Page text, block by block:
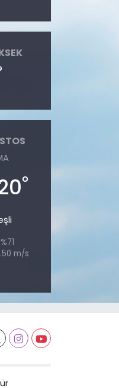
°
m/s